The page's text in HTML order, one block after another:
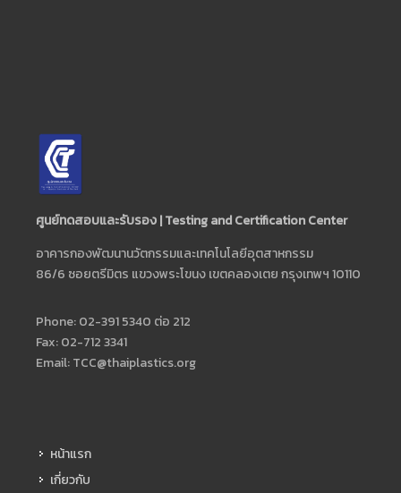
ศูนย์ทดสอบและรับรอง | Testing and Certification Center
อาคารกองพัฒนานวัตกรรมและเทคโนโลยีอุตสาหกรรม
86/6 ซอยตรีมิตร แขวงพระโขนง เขตคลองเตย กรุงเทพฯ 10110
Phone: 02-391 5340 ต่อ 212
Fax: 02-712 3341
Email:TCC@thaiplastics.org
หน้าแรก
เกี่ยวกับ